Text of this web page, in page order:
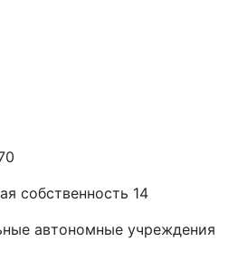
собственность 14
автономные учреждения